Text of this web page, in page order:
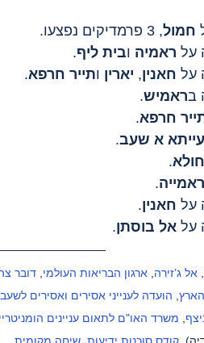
חמול, 3 פרמדיקים נפצעו.
ראמיה ובית ליף.
חאנין, יארין ותייר חרפא.
ראמיש.
חרפא.
עייתא א שעב.
חולא.
ראמייה.
חאנין.
אל בוסתן.
, אל ג’זירה, ארגון הבריאות העולמי, דובר
הארץ, הועדה לענייני אסירים ואסירים
, משרד האו"ם לתאום עניינים